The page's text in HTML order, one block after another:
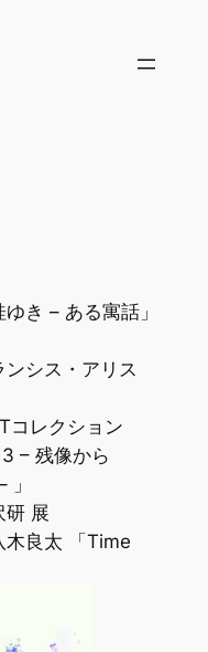
き – ある寓話」
シス・アリス
コレクション
– 残像から
研 展
木良太 「Time